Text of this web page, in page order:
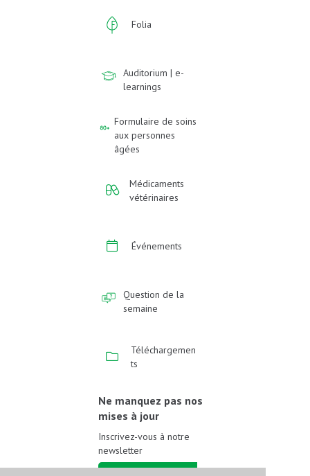
Folia
Auditorium | e-
learnings
Formulaire de soins
aux personnes
âgées
Médicaments
vétérinaires
Événements
Question de la
semaine
Téléchargemen
ts
Ne manquez pas nos
mises à jour
Inscrivez-vous à notre
newsletter